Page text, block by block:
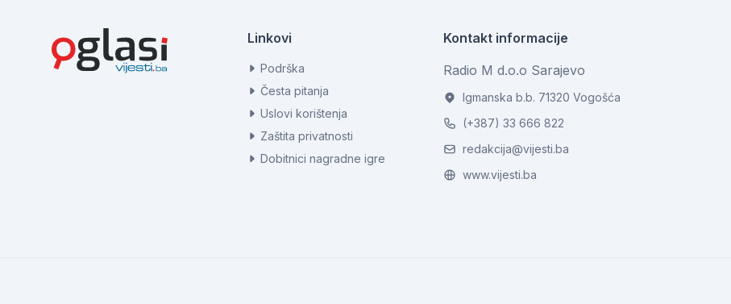
Linkovi
Podrška
Česta pitanja
Uslovi korištenja
Zaštita privatnosti
Dobitnici nagradne igre
Kontakt informacije
Radio M d.o.o Sarajevo
Igmanska b.b. 71320 Vogošća
(+387) 33 666 822
redakcija@vijesti.ba
www.vijesti.ba